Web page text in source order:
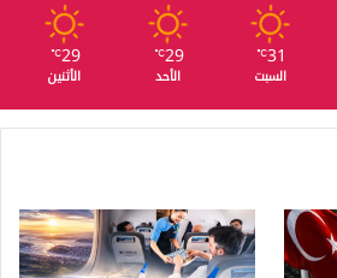
31
℃
السبت
29
℃
الأحد
29
℃
الأثنين